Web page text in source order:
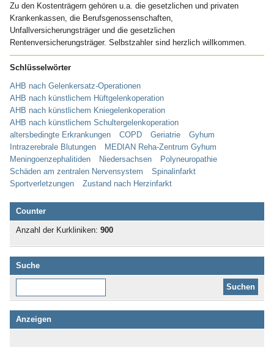
Zu den Kostenträgern gehören u.a. die gesetzlichen und privaten
Krankenkassen, die Berufsgenossenschaften,
Unfallversicherungsträger und die gesetzlichen
Rentenversicherungsträger. Selbstzahler sind herzlich willkommen.
Schlüsselwörter
AHB nach Gelenkersatz-Operationen
AHB nach künstlichem Hüftgelenkoperation
AHB nach künstlichem Kniegelenkoperation
AHB nach künstlichem Schultergelenkoperation
altersbedingte Erkrankungen
COPD Geriatrie
Gyhum
Intrazerebrale Blutungen
MEDIAN Reha-Zentrum Gyhum
Meningoenzephalitiden
Niedersachsen
Polyneuropathie
Schäden am zentralen Nervensystem
Spinalinfarkt
Sportverletzungen
Zustand nach Herzinfarkt
Counter
Anzahl der Kurkliniken: 900
Suche
Anzeigen